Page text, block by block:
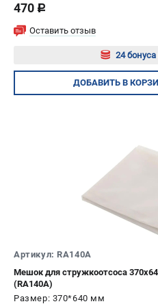
Рейсмусы
Сверлильные станки
Фуговальные станки
Циркулярные станки
Шлифовальные станки
Патроны и переходники
Подставки для станков
Полотна пильные по дереву
Прижимные устройства
Цанги и зажимы
ПОЛЕЗНЫЕ СТАТЬИ
470 c
Оставить отзыв
24 бонуса
ДОБАВИТЬ В
Артикул: RA140A
Мешок для стружкоотсоса
(RA140A)
Размер: 370*640 мм